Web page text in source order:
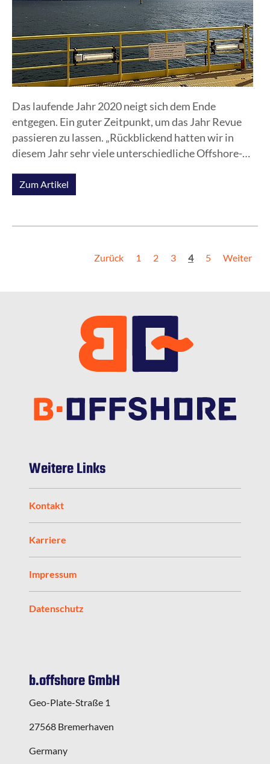
Das laufende Jahr 2020 neigt sich dem Ende
entgegen. Ein guter Zeitpunkt, um das Jahr Revue
passieren zu lassen. „Rückblickend hatten wir in
diesem Jahr sehr viele unterschiedliche Offshore-
Thomas Pontow und hebt drei Projekte hervor.
Zum Artikel
Zurück 1 2 3 4 5 Weiter
Weitere Links
Kontakt
Karriere
Impressum
Datenschutz
b.offshore GmbH
Geo-Plate-Straße 1
27568 Bremerhaven
Germany